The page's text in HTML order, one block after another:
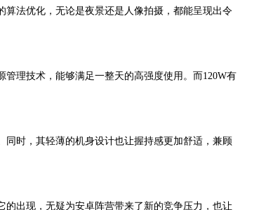
法优化，无论是夜景还是人像拍摄，都能呈现出令
理技术，能够满足一整天的高强度使用。而120W有
时，其轻薄的机身设计也让握持感更加舒适，兼顾
出现，无疑为安卓阵营带来了新的竞争压力，也让